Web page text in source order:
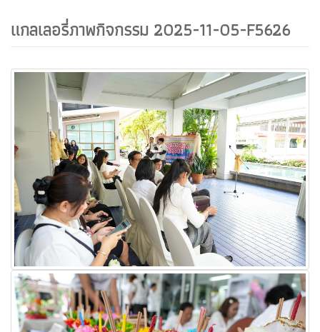
แกลเลอรี่ภาพกิจกรรม 2025-11-05-F5626